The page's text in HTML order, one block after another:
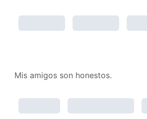
Mis amigos son honestos.